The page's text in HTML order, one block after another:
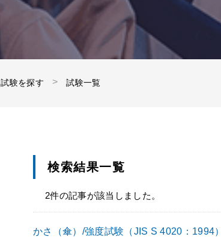
試験を探す 試験一覧
検索結果一覧
2件の記事が該当しました。
かさ（傘）/強度試験（JIS S 4020：1994）